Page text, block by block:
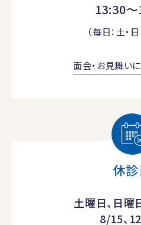
13:30
（毎日：土・
面会・お見舞い
休診
土曜日、日曜
8/15、